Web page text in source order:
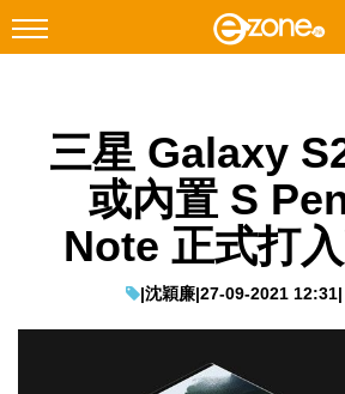
Facebook Instagram
網絡生活
教學評測
三星 Galaxy
或內置 S
Note 正式打
|沈穎廉|27-09-2021 12:31|